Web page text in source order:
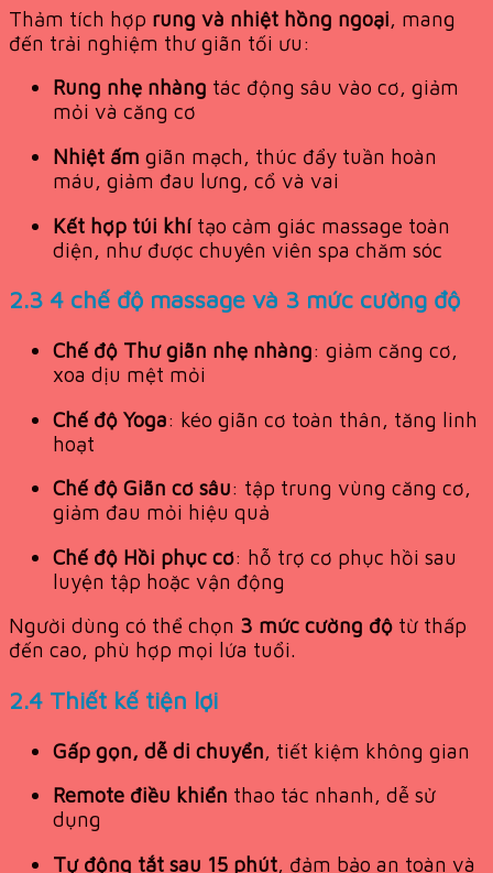
Thảm tích hợp rung và nhiệt hồng ngoại, mang
đến trải nghiệm thư giãn tối ưu:
Rung nhẹ nhàng tác động sâu vào cơ, giảm
mỏi và căng cơ
Nhiệt ấm giãn mạch, thúc đẩy tuần hoàn
máu, giảm đau lưng, cổ và vai
Kết hợp túi khítạo cảm giác massage toàn
diện, như được chuyên viên spa chăm sóc
2.3 4 chế độ massage và 3 mức cường độ
Chế độ Thư giãn nhẹ nhàng: giảm căng cơ,
xoa dịu mệt mỏi
Chế độ Yoga: kéo giãn cơ toàn thân, tăng linh
hoạt
Chế độ Giãn cơ sâu: tập trung vùng căng cơ,
giảm đau mỏi hiệu quả
Chế độ Hồi phục cơ: hỗ trợ cơ phục hồi sau
luyện tập hoặc vận động
Người dùng có thể chọn 3 mức cường độ từ thấp
đến cao, phù hợp mọi lứa tuổi.
2.4 Thiết kế tiện lợi
Gấp gọn, dễ di chuyển, tiết kiệm không gian
Remote điều khiển thao tác nhanh, dễ sử
dụng
Tự động tắt sau 15 phút, đảm bảo an toàn và